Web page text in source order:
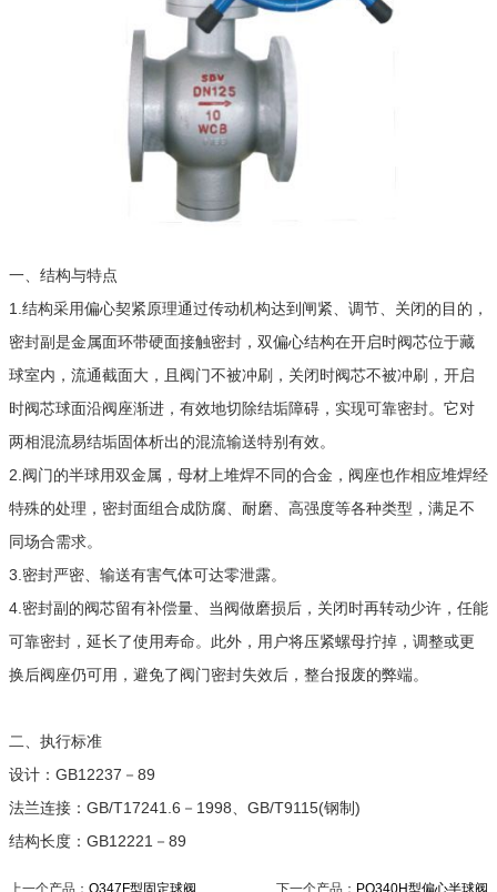
一、结构与特点
1.结构采用偏心契紧原理通过传动机构达到闸紧、调节、关闭的目的，
密封副是金属面环带硬面接触密封，双偏心结构在开启时阀芯位于藏
球室内，流通截面大，且阀门不被冲刷，关闭时阀芯不被冲刷，开启
时阀芯球面沿阀座渐进，有效地切除结垢障碍，实现可靠密封。它对
两相混流易结垢固体析出的混流输送特别有效。
2.阀门的半球用双金属，母材上堆焊不同的合金，阀座也作相应堆焊经
特殊的处理，密封面组合成防腐、耐磨、高强度等各种类型，满足不
同场合需求。
3.密封严密、输送有害气体可达零泄露。
4.密封副的阀芯留有补偿量、当阀做磨损后，关闭时再转动少许，任能
可靠密封，延长了使用寿命。此外，用户将压紧螺母拧掉，调整或更
换后阀座仍可用，避免了阀门密封失效后，整台报废的弊端。
二、执行标准
设计：GB12237－89
法兰连接：GB/T17241.6－1998、GB/T9115(钢制)
结构长度：GB12221－89
上一个产品： Q347F型固定球阀 下一个产品： PQ340H型偏心半球阀